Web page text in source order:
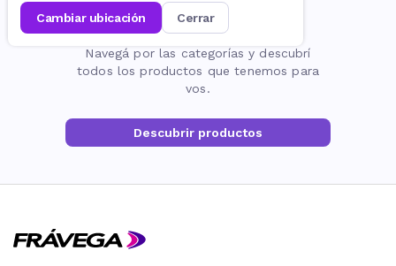
cambiar ubicación cerrar
La página no existe
Navegá por las categorías y descubrí
todos los productos que tenemos para
vos.
Descubrir productos